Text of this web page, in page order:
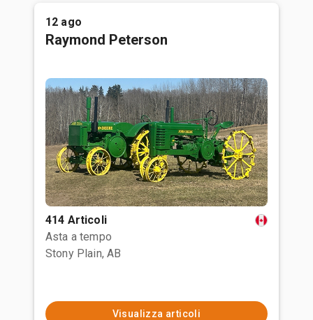
12 ago
Raymond Peterson
414 Articoli
Asta a tempo
Stony Plain, AB
Visualizza articoli